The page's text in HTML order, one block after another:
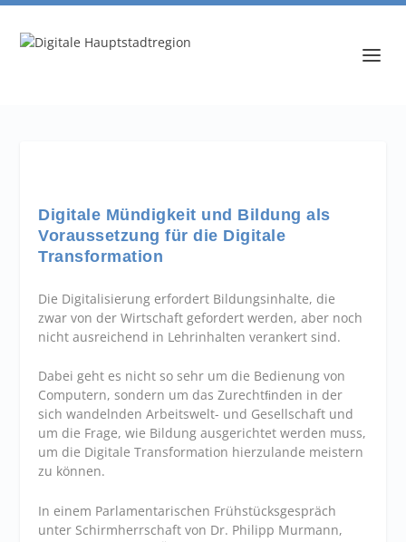
Digitale Mündigkeit und Bildung als
Voraussetzung für die Digitale
Transformation
Die Digitalisierung erfordert Bildungsinhalte, die
zwar von der Wirtschaft gefordert werden, aber noch
nicht ausreichend in Lehrinhalten verankert sind.
Dabei geht es nicht so sehr um die Bedienung von
Computern, sondern um das Zurechtﬁnden in der
sich wandelnden Arbeitswelt- und Gesellschaft und
um die Frage, wie Bildung ausgerichtet werden muss,
um die Digitale Transformation hierzulande meistern
zu können.
In einem Parlamentarischen Frühstücksgespräch
unter Schirmherrschaft von Dr. Philipp Murmann,